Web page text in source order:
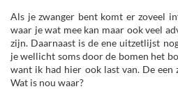
Als je zwanger bent komt er zoveel
waar je wat mee kan maar ook veel
zijn. Daarnaast is de ene uitzetlijst
je wellicht soms door de bomen het
want ik had hier ook last van. De een
Wat is nou waar?